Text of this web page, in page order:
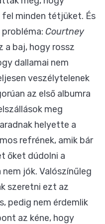
minden tétjüket. És
Courtney
a baj, hogy rossz
dallamai nem
veszélytelenek
az első albumra
meg
helyette a
refrének, amik bár
őket dúdolni a
jók. Valószínűleg
szeretni ezt az
pedig nem érdemlik
az kéne, hogy